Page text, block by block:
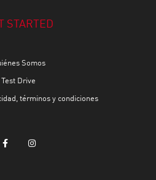
STARTED
Somos
Test Drive
términos y condiciones